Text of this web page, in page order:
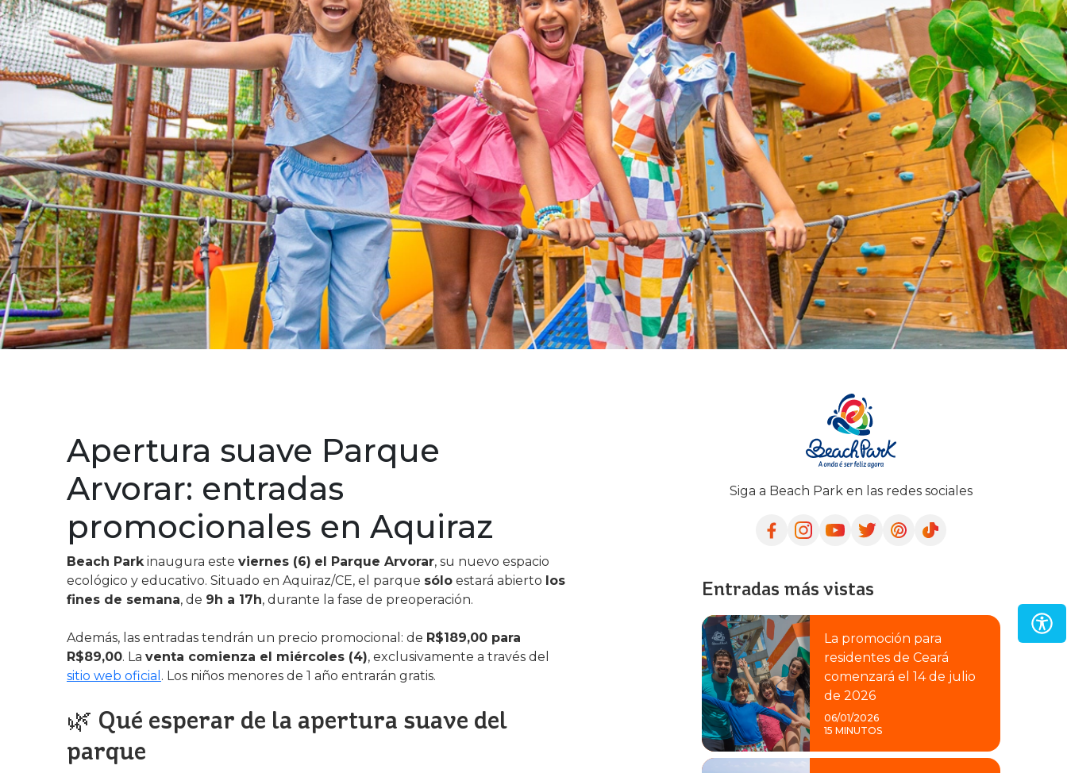
Apertura suave Parque
Arvorar: entradas
promocionales en Aquiraz
Beach Parkinaugura este viernes (6) el Parque Arvorar, su nuevo espacio
ecológico y educativo. Situado en Aquiraz/CE, el parque sólo estará abierto los
fines de semana, de 9h a 17h, durante la fase de preoperación.
Además, las entradas tendrán un precio promocional: de R$189,00 para
R$89,00. La venta comienza el miércoles (4), exclusivamente a través del
sitio web oficial . Los niños menores de 1 año entrarán gratis.
🌿 Qué esperar de la apertura suave del
parque
Siga a Beach Park en las redes sociales
Entradas más vistas
La promoción para
residentes de Ceará
comenzará el 14 de julio
de 2026
06/01/2026
15 MINUTOS